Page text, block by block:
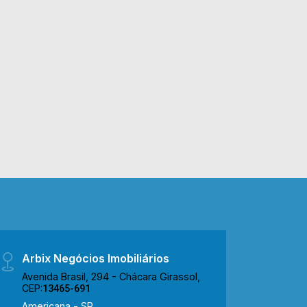
Arbix Negócios Imobiliários
Avenida Brasil, 294 - Chácara Girassol,
CEP:13465-691